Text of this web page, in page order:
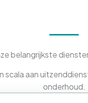
belangrijkste
scala aan
onderhoud.